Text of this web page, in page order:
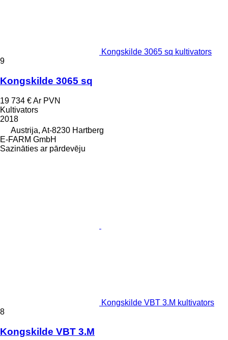
Kongskilde 3065 sq kultivators
9
Kongskilde 3065 sq
19 734 €Ar PVN
Kultivators
2018
Austrija, At-8230 Hartberg
E-FARM GmbH
Sazināties ar pārdevēju
Kongskilde VBT 3.M kultivators
8
Kongskilde VBT 3.M